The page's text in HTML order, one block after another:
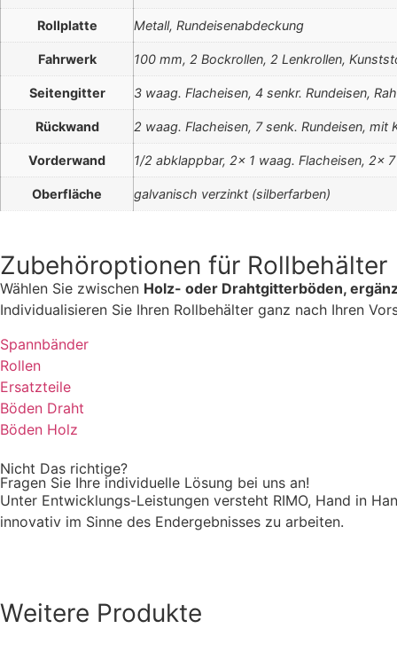
Rollplatte Metall, Rundeisenabdeckung
Fahrwerk 100 mm, 2 Bockrollen, 2 Lenkrollen,
Seitengitter 3 waag. Flacheisen, 4 senkr. Rundeisen,
Rückwand 2 waag. Flacheisen, 7 senk. Rundeisen,
Vorderwand 1/2 abklappbar, 2x 1 waag. Flacheisen, 2x
Oberfläche galvanisch verzinkt (silberfarben)
Zubehöroptionen für Rollbehälter
Wählen Sie zwischen Holz- oder Drahtgitterböden,
Individualisieren Sie Ihren Rollbehälter ganz nach Ihren
Spannbänder
Rollen
Ersatzteile
Böden Draht
Böden Holz
Nicht Das richtige?
Fragen Sie Ihre individuelle Lösung bei uns an!
Unter Entwicklungs-Leistungen versteht RIMO, Hand in
innovativ im Sinne des Endergebnisses zu arbeiten.
Weitere Produkte